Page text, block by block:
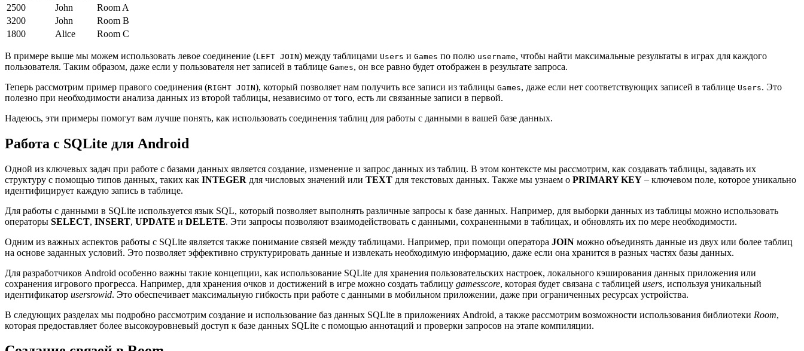
2500
John
Room A
3200
John
Room B
1800
Alice Room C
В примере выше мы можем использовать левое соединение (LEFT JOIN) между таблицами Users и Games по полю username, чтобы найти максимальные результаты в играх для каждого
пользователя. Таким образом, даже если у пользователя нет записей в таблице Games, он все равно будет отображен в результате запроса.
Теперь рассмотрим пример правого соединения (RIGHT JOIN), который позволяет нам получить все записи из таблицы Games, даже если нет соответствующих записей в таблице Users. Это
полезно при необходимости анализа данных из второй таблицы, независимо от того, есть ли связанные записи в первой.
Надеюсь, эти примеры помогут вам лучше понять, как использовать соединения таблиц для работы с данными в вашей базе данных.
Работа с SQLite для Android
Одной из ключевых задач при работе с базами данных является создание, изменение и запрос данных из таблиц. В этом контексте мы рассмотрим, как создавать таблицы, задавать их
структуру с помощью типов данных, таких как INTEGER для числовых значений или TEXT для текстовых данных. Также мы узнаем о PRIMARY KEY – ключевом поле, которое уникально
идентифицирует каждую запись в таблице.
Для работы с данными в SQLite используется язык SQL, который позволяет выполнять различные запросы к базе данных. Например, для выборки данных из таблицы можно использовать
операторы SELECT, INSERT, UPDATE и DELETE. Эти запросы позволяют взаимодействовать с данными, сохраненными в таблицах, и обновлять их по мере необходимости.
Одним из важных аспектов работы с SQLite является также понимание связей между таблицами. Например, при помощи оператора JOIN можно объединять данные из двух или более таблиц
на основе заданных условий. Это позволяет эффективно структурировать данные и извлекать необходимую информацию, даже если она хранится в разных частях базы данных.
Для разработчиков Android особенно важны такие концепции, как использование SQLite для хранения пользовательских настроек, локального кэширования данных приложения или
сохранения игрового прогресса. Например, для хранения очков и достижений в игре можно создать таблицу gamesscore, которая будет связана с таблицей users, используя уникальный
идентификатор usersrowid. Это обеспечивает максимальную гибкость при работе с данными в мобильном приложении, даже при ограниченных ресурсах устройства.
В следующих разделах мы подробно рассмотрим создание и использование баз данных SQLite в приложениях Android, а также рассмотрим возможности использования библиотеки Room,
которая предоставляет более высокоуровневый доступ к базе данных SQLite с помощью аннотаций и проверки запросов на этапе компиляции.